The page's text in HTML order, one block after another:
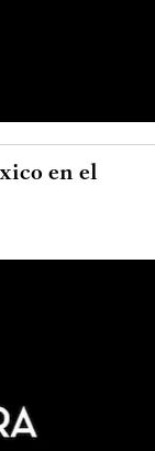
en el